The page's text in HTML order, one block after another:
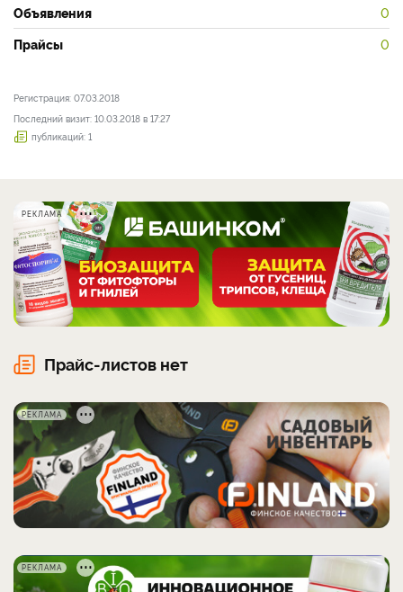
Объявления 0
Прайсы 0
Регистрация: 07.03.2018
Последний визит: 10.03.2018 в 17:27
публикаций: 1
РЕКЛАМА
Прайс-листов нет
РЕКЛАМА
РЕКЛАМА